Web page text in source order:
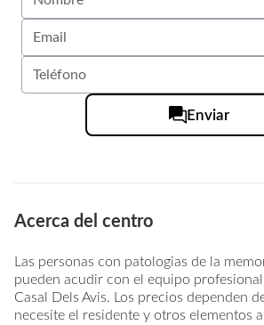
Enviar
Acerca del centro
Las personas con patologias de la
pueden acudir con el equipo profesional
Casal Dels Avis. Los precios dependen
necesite el residente y otros elementos